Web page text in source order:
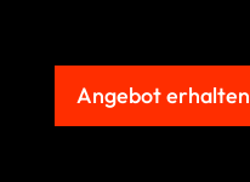
Angebot erhalten